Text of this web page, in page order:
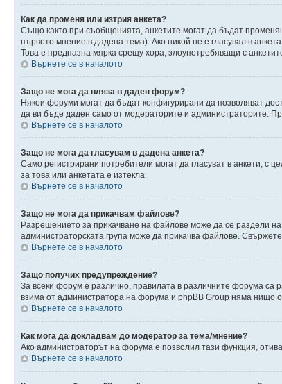
Как да променя или изтрия анкета?
Също както при съобщенията, анкетите могат да бъдат
първото мнение в дадена тема). Ако никой не е гласувал в
Това е предпазна мярка срещу хора, злоупотребяващи с
Върнете се в началото
Защо не мога да вляза в даден форум?
Някои форуми могат да бъдат конфигурирани да позволяват
да ви бъде даден само от модераторите и администраторите.
Върнете се в началото
Защо не мога да гласувам в дадена анкета?
Само регистрирани потребители могат да гласуват в анкети, с
за това или анкетата е изтекла.
Върнете се в началото
Защо не мога да прикачвам файлове?
Разрешението за прикачване на файлове може да се раздели
администраторската група може да прикачва файлове.
Върнете се в началото
Защо получих предупреждение?
За всеки форум е различно, правилата в различните форума са
взима от администратора на форума и phpBB Group няма нищо
Върнете се в началото
Как мога да докладвам до модератор за тема/мнение?
Ако администраторът на форума е позволил тази функция,
Върнете се в началото